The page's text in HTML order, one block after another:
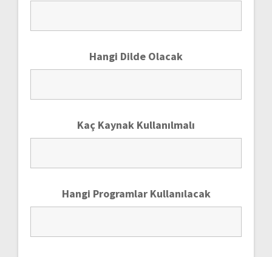
Hangi Dilde Olacak
Kaç Kaynak Kullanılmalı
Hangi Programlar Kullanılacak